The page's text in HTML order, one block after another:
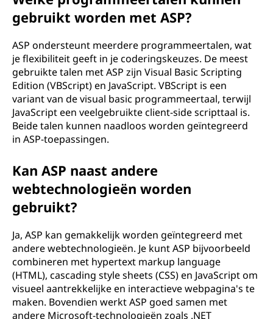
gebruikt worden met ASP?
ASP ondersteunt meerdere programmeertalen, wat
je flexibiliteit geeft in je coderingskeuzes. De meest
gebruikte talen met ASP zijn Visual Basic Scripting
Edition (VBScript) en JavaScript. VBScript is een
variant van de visual basic programmeertaal, terwijl
JavaScript een veelgebruikte client-side scripttaal is.
Beide talen kunnen naadloos worden geïntegreerd
in ASP-toepassingen.
Kan ASP naast andere
webtechnologieën worden
gebruikt?
Ja, ASP kan gemakkelijk worden geïntegreerd met
andere webtechnologieën. Je kunt ASP bijvoorbeeld
combineren met hypertext markup language
(HTML), cascading style sheets (CSS) en JavaScript om
visueel aantrekkelijke en interactieve webpagina's te
maken. Bovendien werkt ASP goed samen met
andere Microsoft-technologieën zoals .NET